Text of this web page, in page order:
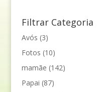
Filtrar Categoria
Avós (3)
Fotos (10)
mamãe (142)
Papai (87)